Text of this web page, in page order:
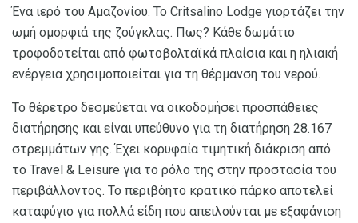
Ένα ιερό του Αμαζονίου. Το Critsalino Lodge γιορτάζει την
ωμή ομορφιά της ζούγκλας. Πως? Κάθε δωμάτιο
τροφοδοτείται από φωτοβολταϊκά πλαίσια και η ηλιακή
ενέργεια χρησιμοποιείται για τη θέρμανση του νερού.
Το θέρετρο δεσμεύεται να οικοδομήσει προσπάθειες
διατήρησης και είναι υπεύθυνο για τη διατήρηση 28.167
στρεμμάτων γης. Έχει κορυφαία τιμητική διάκριση από
το Travel & Leisure για το ρόλο της στην προστασία του
περιβάλλοντος. Το περιβόητο κρατικό πάρκο αποτελεί
καταφύγιο για πολλά είδη που απειλούνται με εξαφάνιση